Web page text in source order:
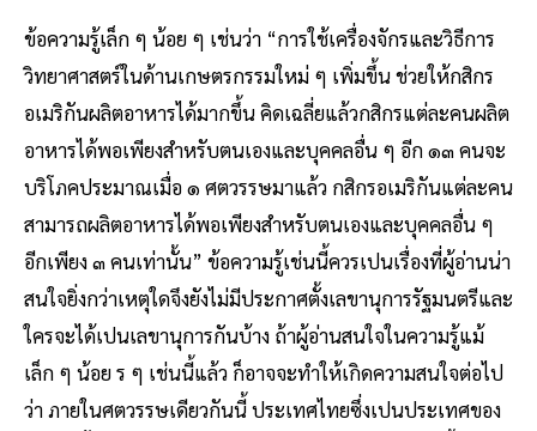
ข้อความรู้เล็ก ๆ น้อย ๆ เช่นว่า “การใช้เครื่องจักรและวิธีการ
วิทยาศาสตร์ในด้านเกษตรกรรมใหม่ ๆ เพิ่มขึ้น ช่วยให้กสิกร
อเมริกันผลิตอาหารได้มากขึ้น คิดเฉลี่ยแล้วกสิกรแต่ละคนผลิต
อาหารได้พอเพียงสำหรับตนเองและบุคคลอื่น ๆ อีก ๑๓ คนจะ
บริโภคประมาณเมื่อ ๑ ศตวรรษมาแล้ว กสิกรอเมริกันแต่ละคน
สามารถผลิตอาหารได้พอเพียงสำหรับตนเองและบุคคลอื่น ๆ
อีกเพียง ๓ คนเท่านั้น” ข้อความรู้เช่นนี้ควรเปนเรื่องที่ผู้อ่านน่า
สนใจยิ่งกว่าเหตุใดจึงยังไม่มีประกาศตั้งเลขานุการรัฐมนตรีและ
ใครจะได้เปนเลขานุการกันบ้าง ถ้าผู้อ่านสนใจในความรู้แม้
เล็ก ๆ น้อย ร ๆ เช่นนี้แล้ว ก็อาจจะทำให้เกิดความสนใจต่อไป
ว่า ภายในศตวรรษเดียวกันนี้ ประเทศไทยซึ่งเปนประเทศของ